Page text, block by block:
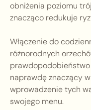
obniżenia poziomu
znacząco redukuje
Włączenie do
różnorodnych
prawdopodobieństwo
naprawdę znaczący
wprowadzenie tych
swojego menu.